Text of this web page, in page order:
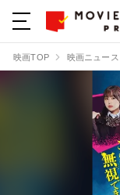
映画TOP 映画ニュー